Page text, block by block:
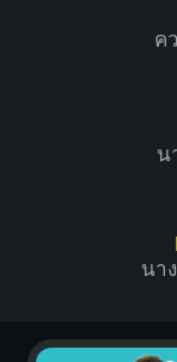
ค
น
นาง